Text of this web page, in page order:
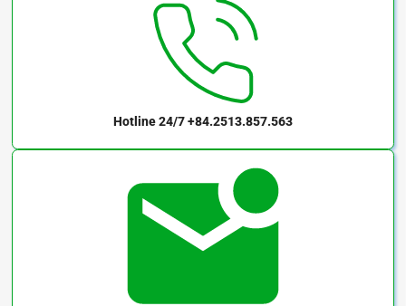
Hotline 24/7+84.2513.857.563